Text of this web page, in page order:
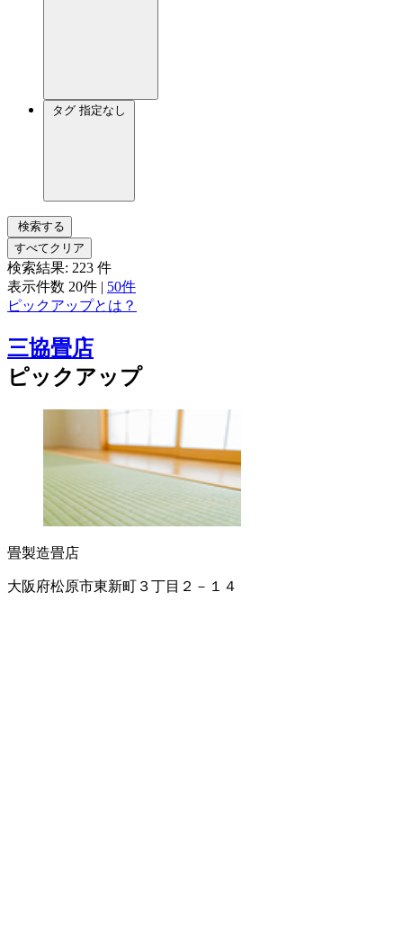
タグ 指定なし
検索する
すべてクリア
検索結果: 223 件
表示件数 20件 | 50件
ピックアップとは？
三協畳店
ピックアップ
畳製造畳店
大阪府松原市東新町３丁目２－１４